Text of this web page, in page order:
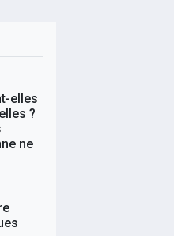
elles
?
ne